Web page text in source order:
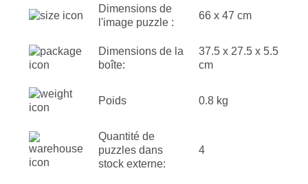
Dimensions de
l'image puzzle :
66 x 47 cm
Dimensions de la
boîte:
37.5 x 27.5 x 5.5
cm
Poids 0.8 kg
Quantité de
puzzles dans
stock externe:
4